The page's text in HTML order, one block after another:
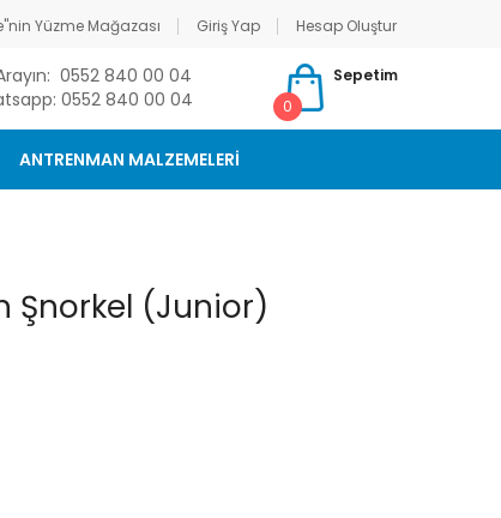
Yüzme Mağazası Giriş Yap
Hesap Oluştur
0552 840 00 04
0552 840 00 04
Sepetim
0
ANTRENMAN MALZEMELERİ
Şnorkel (Junior)